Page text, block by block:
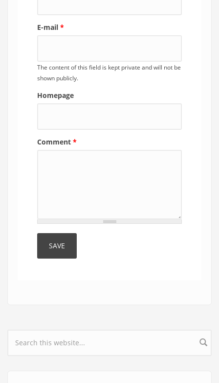
E-mail *
The content of this field is kept private and will not be
shown publicly.
Homepage
Comment *
Search form